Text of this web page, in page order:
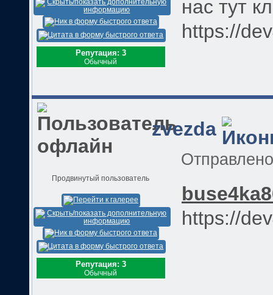
Репутация: 3
Обычный
нас тут
https://
zvezda
Продвинутый пользователь
Репутация: 3
Обычный
https://